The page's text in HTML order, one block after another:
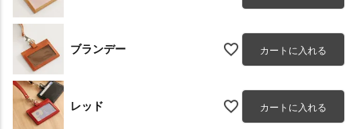
ブランデー カートに入れる
レッド カートに入れる